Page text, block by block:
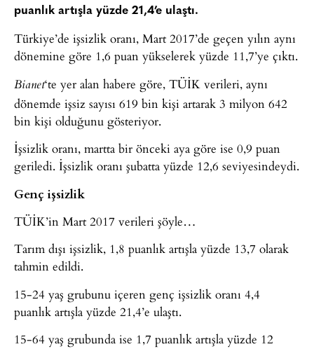
puanlık artışla yüzde 21,4’e ulaştı.
Türkiye’de işsizlik oranı, Mart 2017’de geçen yılın aynı
dönemine göre 1,6 puan yükselerek yüzde 11,7’ye çıktı.
Bianet‘te yer alan habere göre, TÜİK verileri, aynı
dönemde işsiz sayısı 619 bin kişi artarak 3 milyon 642
bin kişi olduğunu gösteriyor.
İşsizlik oranı, martta bir önceki aya göre ise 0,9 puan
geriledi. İşsizlik oranı şubatta yüzde 12,6 seviyesindeydi.
Genç işsizlik
TÜİK’in Mart 2017 verileri şöyle…
Tarım dışı işsizlik, 1,8 puanlık artışla yüzde 13,7 olarak
tahmin edildi.
15-24 yaş grubunu içeren genç işsizlik oranı 4,4
puanlık artışla yüzde 21,4’e ulaştı.
15-64 yaş grubunda ise 1,7 puanlık artışla yüzde 12